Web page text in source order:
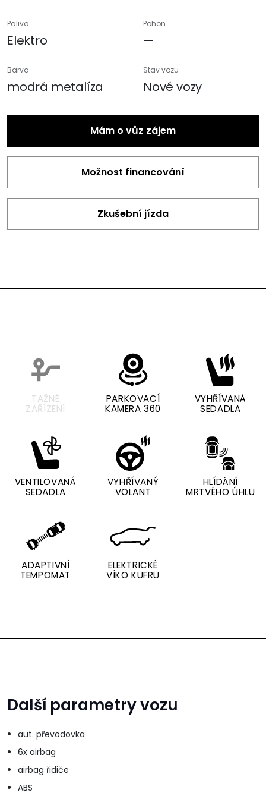
Palivo
Elektro
Pohon
—
Barva
modrá metalíza
Stav vozu
Nové vozy
Mám o vůz zájem
Možnost financování
Zkušební jízda
TAŽNÉ
ZAŘÍZENÍ
PARKOVACÍ
KAMERA 360
VYHŘÍVANÁ
SEDADLA
VENTILOVANÁ
SEDADLA
VYHŘÍVANÝ
VOLANT
HLÍDÁNÍ
MRTVÉHO ÚHLU
ADAPTIVNÍ
TEMPOMAT
ELEKTRICKÉ
VÍKO KUFRU
Další parametry vozu
aut. převodovka
6x airbag
airbag řidiče
ABS